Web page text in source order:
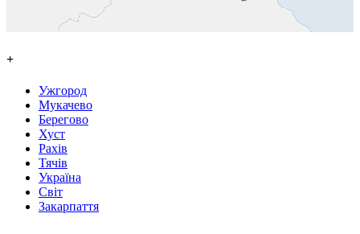
+
Ужгород
Мукачево
Берегово
Хуст
Рахів
Тячів
Україна
Світ
Закарпаття